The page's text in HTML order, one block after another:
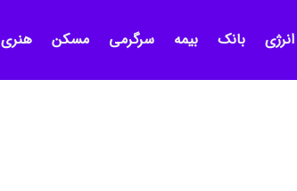
انرژی بانک بیمه سرگرمی مسکن هنری